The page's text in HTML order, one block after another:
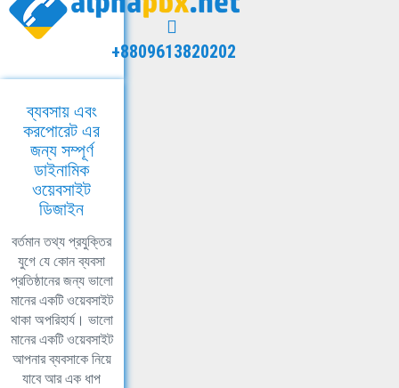
+8809613820202
ব্যবসায় এবং
করপোরেট এর
জন্য সম্পূর্ণ
ডাইনামিক
ওয়েবসাইট
ডিজাইন
বর্তমান তথ্য প্রযুক্তির
যুগে যে কোন ব্যবসা
প্রতিষ্ঠানের জন্য ভালো
মানের একটি ওয়েবসাইট
থাকা অপরিহার্য। ভালো
মানের একটি ওয়েবসাইট
আপনার ব্যবসাকে নিয়ে
যাবে আর এক ধাপ